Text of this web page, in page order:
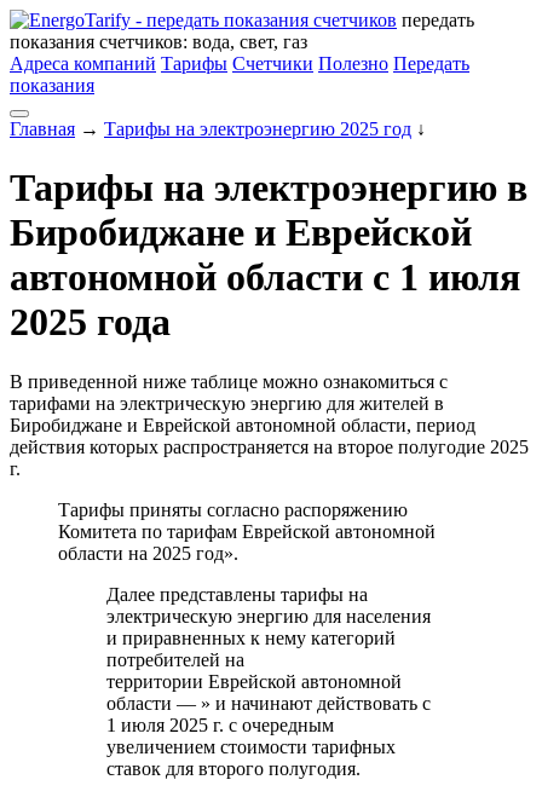
передать
показания счетчиков: вода, свет, газ
Адреса компаний Тарифы Счетчики Полезно Передать
показания
Главная → Тарифы на электроэнергию 2025 год ↓
Тарифы на электроэнергию в
Биробиджане и Еврейской
автономной области с 1 июля
2025 года
В приведенной ниже таблице можно ознакомиться с
тарифами на электрическую энергию для жителей в
Биробиджане и Еврейской автономной области, период
действия которых распространяется на второе полугодие 2025
г.
Тарифы приняты согласно распоряжению
Комитета по тарифам Еврейской автономной
области на 2025 год».
Далее представлены тарифы на
электрическую энергию для населения
и приравненных к нему категорий
потребителей на
территории Еврейской автономной
области — » и начинают действовать с
1 июля 2025 г. с очередным
увеличением стоимости тарифных
ставок для второго полугодия.